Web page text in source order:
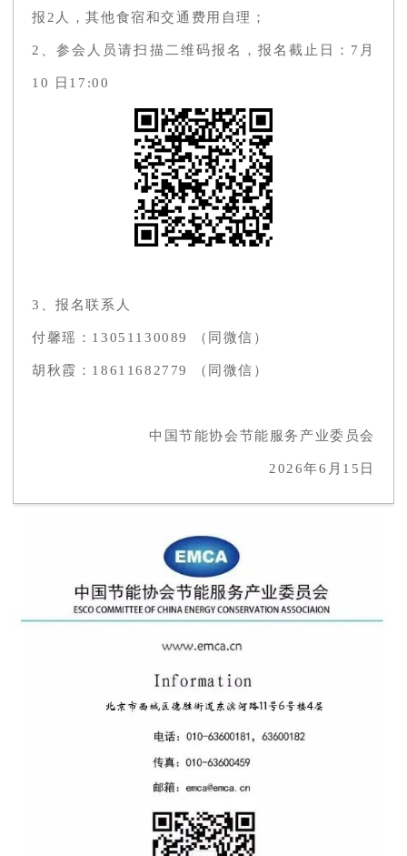
报2人，其他食宿和交通费用自理；
2、参会人员请扫描二维码报名，报名截止日：7月
10 日17:00
3、报名联系人
付馨瑶：13051130089 （同微信）
胡秋霞：18611682779 （同微信）
中国节能协会节能服务产业委员会
2026年6月15日